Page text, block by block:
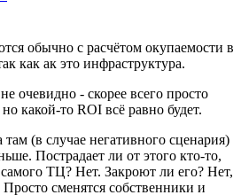
обычно с расчётом окупаемости в
как ак это инфраструктура.
очевидно - скорее всего просто
какой-то ROI всё равно будет.
(в случае негативного сценария)
Пострадает ли от этого кто-то,
ТЦ? Нет. Закроют ли его? Нет,
Просто сменятся собственники и